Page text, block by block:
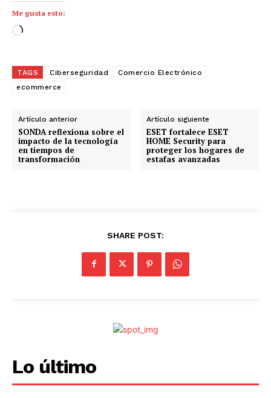
Me gusta esto:
C
g
a
d
o
.
.
TAGS Ciberseguridad
Comercio Electrónico
ecommerce
Artículo anterior
SONDA reflexiona sobre el
impacto de la tecnología
en tiempos de
transformación
Artículo siguiente
ESET fortalece ESET
HOME Security para
proteger los hogares de
estafas avanzadas
SHARE POST:
Lo último